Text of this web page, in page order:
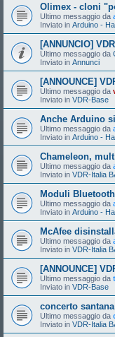
Olimex - cloni
Ultimo messaggio da
Inviato in Arduino -
[ANNUNCIO]
Ultimo messaggio da
Inviato in Annunci
[ANNOUNCE]
Ultimo messaggio da
Inviato in VDR-Base
Anche Arduino
Ultimo messaggio da
Inviato in Arduino -
Chameleon,
Ultimo messaggio da
Inviato in VDR-Italia
Moduli
Ultimo messaggio da
Inviato in Arduino -
McAfee
Ultimo messaggio da
Inviato in VDR-Italia
[ANNOUNCE]
Ultimo messaggio da
Inviato in VDR-Base
concerto santana
Ultimo messaggio da
Inviato in VDR-Italia